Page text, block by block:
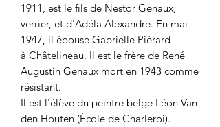
1911, est le fils de Nestor Genaux,
verrier, et d'Adéla Alexandre. En mai
1947, il épouse Gabrielle Piérard
à Châtelineau. Il est le frère de René
Augustin Genaux mort en 1943 comme
résistant.
Il est l'élève du peintre belge Léon Van
den Houten (École de Charleroi).